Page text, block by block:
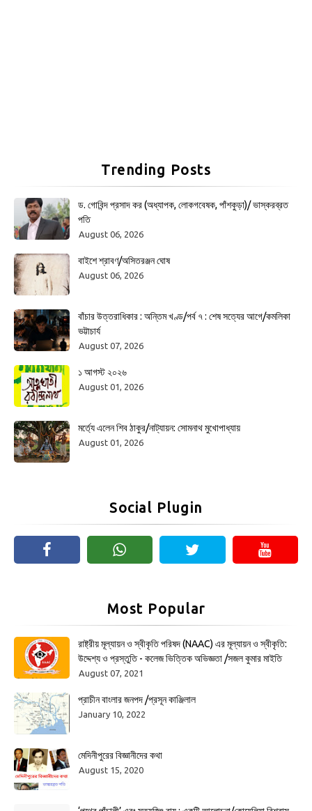
Trending Posts
ড. গোবিন্দ প্রসাদ কর (অধ্যাপক, লোকগবেষক, পাঁশকুড়া)/ ভাস্করব্রত
পতি
August 06, 2026
বাইশে শ্রাবণ/অসিতরঞ্জন ঘোষ
August 06, 2026
বাঁচার উত্তরাধিকার : অন্তিম খণ্ড/পর্ব ৭ : শেষ সত্যের আগে/কমলিকা
ভট্টাচার্য
August 07, 2026
১ আগস্ট ২০২৬
August 01, 2026
মর্ত্যে এলেন শিব ঠাকুর/নাট্যায়ন: সোমনাথ মুখোপাধ্যায়
August 01, 2026
Social Plugin
Most Popular
রাষ্ট্রীয় মূল্যায়ন ও স্বীকৃতি পরিষদ (NAAC) এর মূল্যায়ন ও স্বীকৃতি:
উদ্দেশ্য ও প্রস্তুতি - কলেজ ভিত্তিক অভিজ্ঞতা /সজল কুমার মাইতি
August 07, 2021
প্রাচীন বাংলার জনপদ /প্রসূন কাঞ্জিলাল
January 10, 2022
মেদিনীপুরের বিজ্ঞানীদের কথা
August 15, 2020